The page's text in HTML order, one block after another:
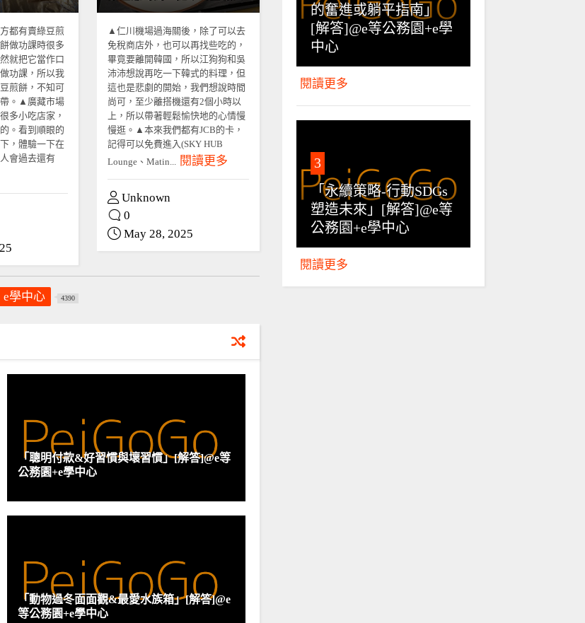
都有賣綠豆煎
做功課時很多
就把它當作口
功課，所以我
煎餅，不知可
。▲廣藏市場
多小吃店家，
。看到順眼的
，體驗一下在
會過去還有
▲仁川機場過海關後，除了可以去
免稅商店外，也可以再找些吃的，
畢竟要離開韓國，所以江狗狗和吳
沛沛想說再吃一下韓式的料理，但
這也是悲劇的開始，我們想說時間
尚可，至少離搭機還有2個小時以
上，所以帶著輕鬆愉快地的心情慢
慢逛。▲本來我們都有JCB的卡，
記得可以免費進入(SKY HUB
Lounge、Matin...
閱讀更多
Unknown
0
May 28, 2025
e學中心 4390
「聰明付款&好習慣與壞習慣」[解答]@e等
公務園+e學中心
「動物過冬面面觀&最愛水族箱」[解答]@e
等公務園+e學中心
的奮進或躺平指南」
[解答]@e等公務園+e學
中心
閱讀更多
3
「永續策略-行動SDGs
塑造未來」[解答]@e等
公務園+e學中心
閱讀更多